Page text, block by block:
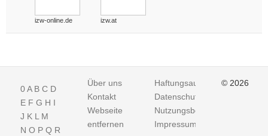
izw-online.de izw.at
0A B C D
E F G H I
J K L M
N O P Q R
Über uns
Kontakt
Webseite
entfernen
Haftungsausschluss
Datenschutz
Nutzungsbedingungen
Impressum
© 2026